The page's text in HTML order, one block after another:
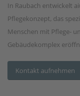
In Raubach entwickelt
Pflegekonzept, das
Menschen mit Pflege-
Gebäudekomplex
Kontakt aufnehmen